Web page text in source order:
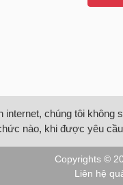
chúng tôi
nào, khi được yêu
Copyrights ©
Liên hệ